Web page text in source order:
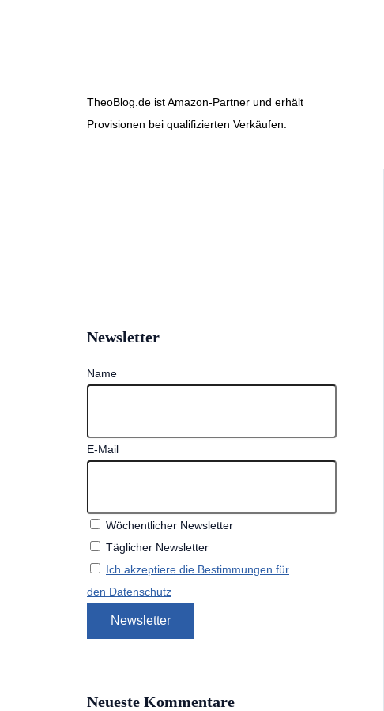
TheoBlog.de ist Amazon-Partner und erhält
Provisionen bei qualifizierten Verkäufen.
Newsletter
Name
E-Mail
Wöchentlicher Newsletter
Täglicher Newsletter
Ich akzeptiere die Bestimmungen für
den Datenschutz
Neueste Kommentare